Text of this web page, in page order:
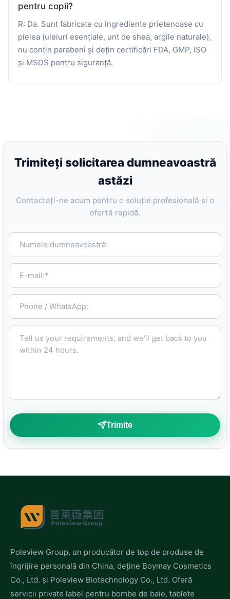
pentru copii?
R: Da. Sunt fabricate cu ingrediente prietenoase cu
pielea (uleiuri esențiale, unt de shea, argile naturale),
nu conțin parabeni și dețin certificări FDA, GMP, ISO
și MSDS pentru siguranță.
Trimiteți solicitarea dumneavoastră
astăzi
Contactați-ne acum pentru o soluție profesională și o
ofertă rapidă.
Numele dumneavoastră:
E-mail:*
Phone / WhatsApp:
Tell us your requirements, and we'll get back to you within 24 hours.
Trimite
Poleview Group, un producător de top de produse de
îngrijire personală din China, deține Boymay Cosmetics
Co., Ltd. și Poleview Biotechnology Co., Ltd. Oferă
servicii private label pentru bombe de baie, tablete